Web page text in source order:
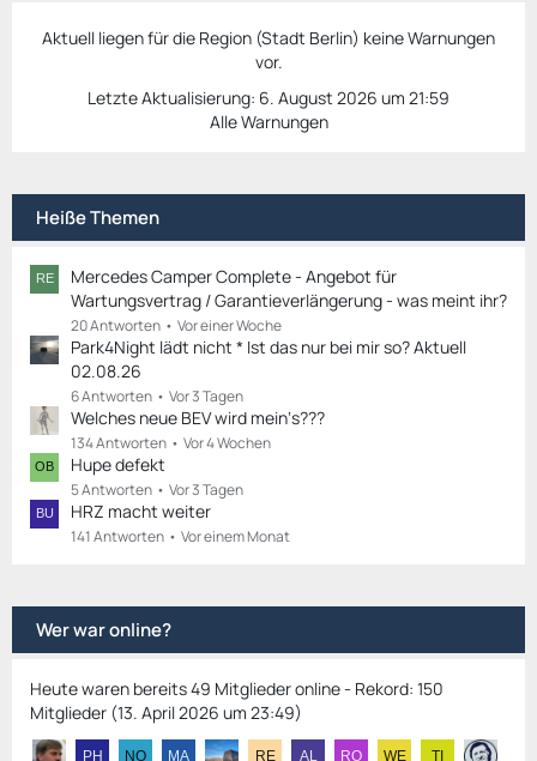
Aktuell liegen für die Region (Stadt Berlin) keine Warnungen
vor.
Letzte Aktualisierung: 6. August 2026 um 21:59
Alle Warnungen
Heiße Themen
Mercedes Camper Complete - Angebot für
Wartungsvertrag / Garantieverlängerung - was meint ihr?
20 Antworten Vor einer Woche
Park4Night lädt nicht * Ist das nur bei mir so? Aktuell
02.08.26
6 Antworten Vor 3 Tagen
Welches neue BEV wird mein‘s???
134 Antworten Vor 4 Wochen
Hupe defekt
5 Antworten Vor 3 Tagen
HRZ macht weiter
141 Antworten Vor einem Monat
Wer war online?
Heute waren bereits 49 Mitglieder online - Rekord: 150
Mitglieder (13. April 2026 um 23:49)